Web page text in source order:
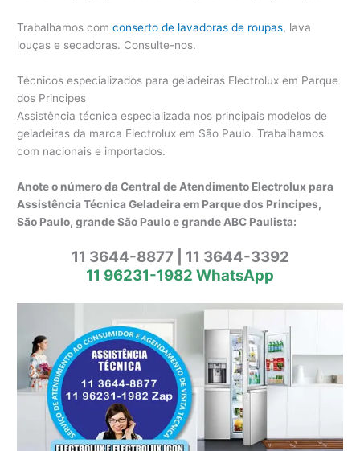
Trabalhamos comconserto de lavadoras de roupas, lava
louças e secadoras. Consulte-nos.
Técnicos especializados para geladeiras Electrolux em Parque
dos Principes
Assistência técnica especializada nos principais modelos de
geladeiras da marca Electrolux em São Paulo. Trabalhamos
com nacionais e importados.
Anote o número da Central de Atendimento Electrolux para
Assistência Técnica Geladeira em Parque dos Principes,
São Paulo, grande São Paulo e grande ABC Paulista:
11 3644-8877 | 11 3644-3392
11 96231-1982 WhatsApp